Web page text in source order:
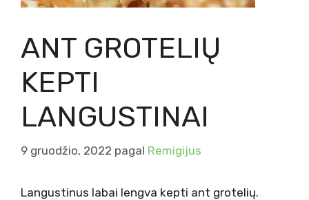
ANT GROTELIŲ
KEPTI
LANGUSTINAI
9 gruodžio, 2022 pagal Remigijus
Langustinus labai lengva kepti ant grotelių.